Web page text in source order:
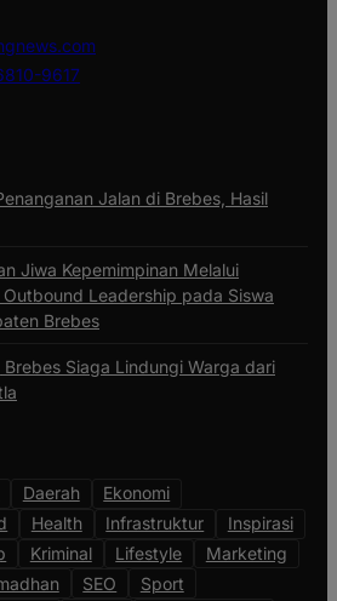
9617
Jalan di Brebes, Hasil
Jiwa Kepemimpinan Melalui
Leadership pada Siswa
Brebes
Siaga Lindungi Warga dari
Daerah
Ekonomi
Health Infrastruktur
Inspirasi
Kriminal Lifestyle
Marketing
SEO
Sport